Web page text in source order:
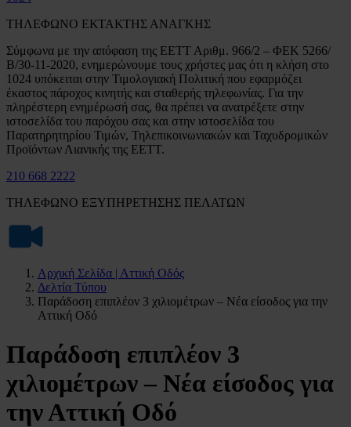
ΤΗΛΕΦΩΝΟ ΕΚΤΑΚΤΗΣ ΑΝΑΓΚΗΣ
Σύμφωνα με την απόφαση της ΕΕΤΤ Αριθμ. 966/2 – ΦΕΚ 5266/
Β/30-11-2020, ενημερώνουμε τους χρήστες μας ότι η κλήση στο
1024 υπόκειται στην Τιμολογιακή Πολιτική που εφαρμόζει
έκαστος πάροχος κινητής και σταθερής τηλεφωνίας. Για την
πληρέστερη ενημέρωσή σας, θα πρέπει να ανατρέξετε στην
ιστοσελίδα του παρόχου σας και στην ιστοσελίδα του
Παρατηρητηρίου Τιμών, Τηλεπικοινωνιακών και Ταχυδρομικών
Προϊόντων Λιανικής της ΕΕΤΤ.
210 668 2222
ΤΗΛΕΦΩΝΟ ΕΞΥΠΗΡΕΤΗΣΗΣ ΠΕΛΑΤΩΝ
Αρχική Σελίδα | Αττική Οδός
Δελτία Τύπου
Παράδοση επιπλέον 3 χιλιομέτρων – Νέα είσοδος για την
Αττική Οδό
Παράδοση επιπλέον 3
χιλιομέτρων – Νέα είσοδος για
την Αττική Οδό